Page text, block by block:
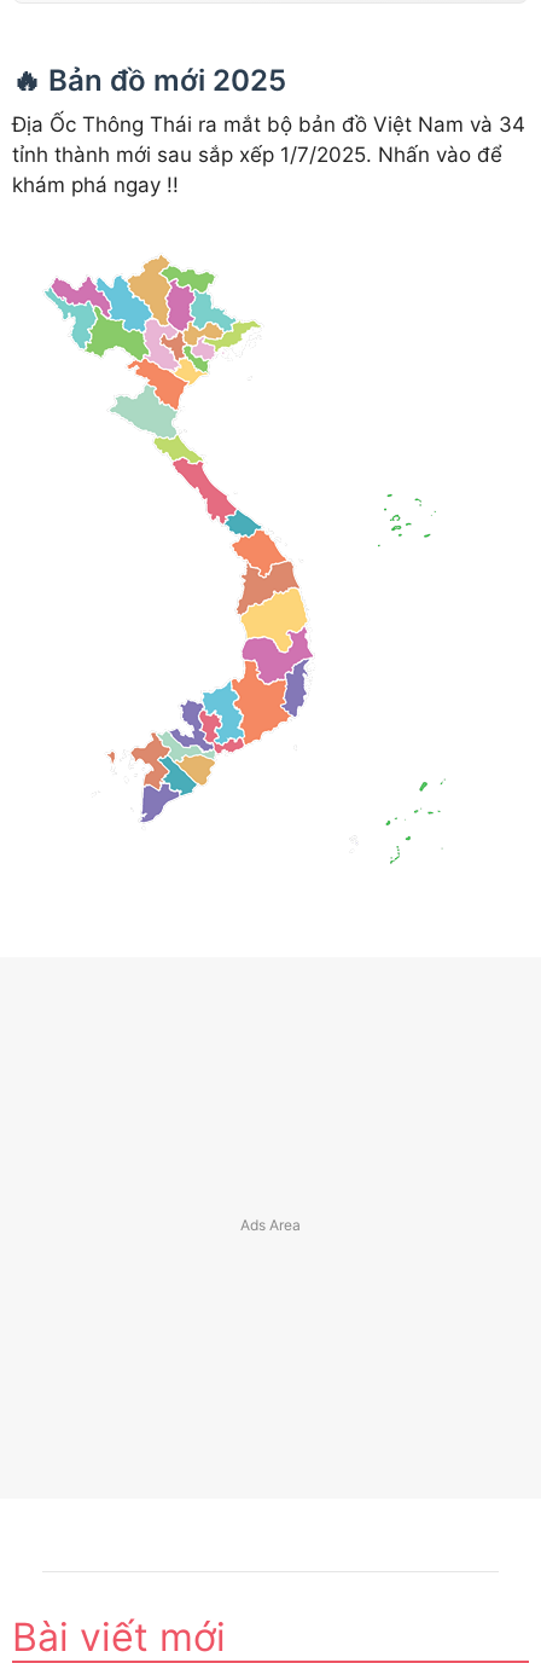
🔥 Bản đồ mới 2025
Địa Ốc Thông Thái ra mắt bộ bản đồ Việt Nam và 34
tỉnh thành mới sau sắp xếp 1/7/2025. Nhấn vào để
khám phá ngay !!
Bài viết mới